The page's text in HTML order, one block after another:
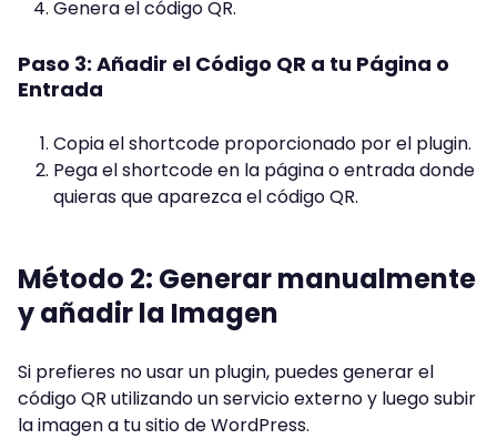
Genera el código QR.
Paso 3: Añadir el Código QR a tu Página o
Entrada
Copia el shortcode proporcionado por el plugin.
Pega el shortcode en la página o entrada donde
quieras que aparezca el código QR.
Método 2: Generar manualmente
y añadir la Imagen
Si prefieres no usar un plugin, puedes generar el
código QR utilizando un servicio externo y luego subir
la imagen a tu sitio de WordPress.